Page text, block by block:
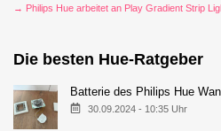
→ Philips Hue arbeitet an Play Gradient Strip
Die besten Hue-Ratgeber
Batterie des Philips Hue
30.09.2024 - 10:35 Uhr